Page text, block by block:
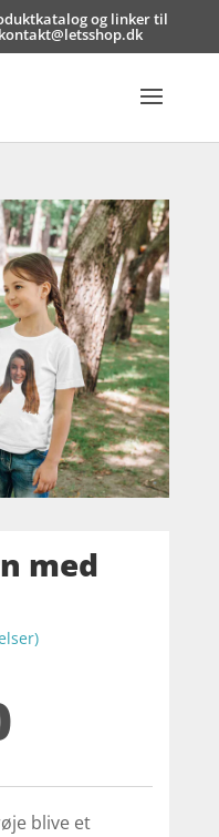
og linker til
kontakt@letsshop.dk
med
blive et